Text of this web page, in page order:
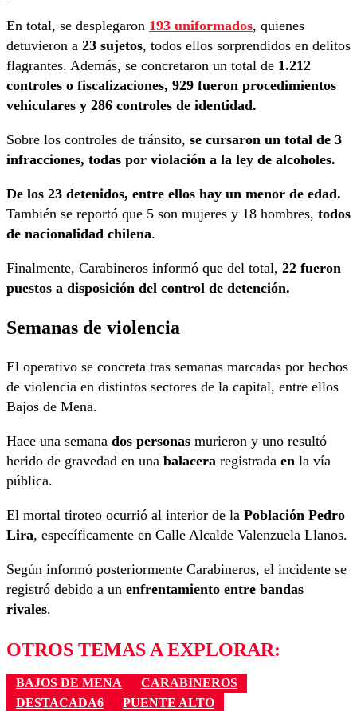
En total, se desplegaron 193 uniformados, quienes
detuvieron a 23 sujetos, todos ellos sorprendidos en delitos
flagrantes. Además, se concretaron un total de 1.212
controles o fiscalizaciones, 929 fueron procedimientos
vehiculares y 286 controles de identidad.
Sobre los controles de tránsito, se cursaron un total de 3
infracciones, todas por violación a la ley de alcoholes.
De los 23 detenidos, entre ellos hay un menor de edad.
También se reportó que 5 son mujeres y 18 hombres, todos
de nacionalidad chilena.
Finalmente, Carabineros informó que del total, 22 fueron
puestos a disposición del control de detención.
Semanas de violencia
El operativo se concreta tras semanas marcadas por hechos
de violencia en distintos sectores de la capital, entre ellos
Bajos de Mena.
Hace una semana dos personas murieron y uno resultó
herido de gravedad en una balacera registrada en la vía
pública.
El mortal tiroteo ocurrió al interior de la Población Pedro
Lira, específicamente en Calle Alcalde Valenzuela Llanos.
Según informó posteriormente Carabineros, el incidente se
registró debido a un enfrentamiento entre bandas
rivales.
OTROS TEMAS A EXPLORAR:
BAJOS DE MENA
CARABINEROS
DESTACADA6
PUENTE ALTO